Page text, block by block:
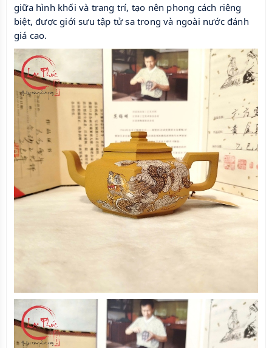
giữa hình khối và trang trí, tạo nên phong cách riêng
biệt, được giới sưu tập tử sa trong và ngoài nước đánh
giá cao.